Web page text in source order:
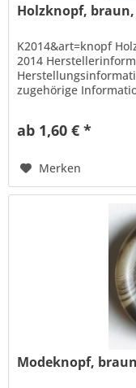
Holzknopf, braun,
K2014&art=knopf
2014
zugehörige
ab 1,60 € *
Merken
Modeknopf,